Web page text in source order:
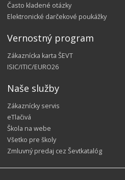
Často kladené otázky
Elektronické darčekové poukážky
Vernostný program
Zákaznícka karta ŠEVT
ISIC/ITIC/EURO26
Naše služby
Zákaznícky servis
eTlačivá
Škola na webe
Všetko pre školy
Zmluvný predaj cez Ševtkatalóg